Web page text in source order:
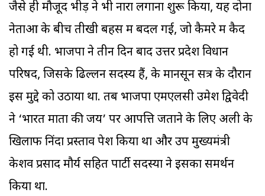
जैसे ही मौजूद भीड़ ने भी नारा लगाना शुरू किया, यह दोनों
नेताओं के बीच तीखी बहस में बदल गई, जो कैमरे में कैद
हो गई थी. भाजपा ने तीन दिन बाद उत्तर प्रदेश विधान
परिषद, जिसके ढिल्लन सदस्य हैं, के मानसून सत्र के दौरान
इस मुद्दे को उठाया था. तब भाजपा एमएलसी उमेश द्विवेदी
ने ‘भारत माता की जय’ पर आपत्ति जताने के लिए अली के
खिलाफ निंदा प्रस्ताव पेश किया था और उप मुख्यमंत्री
केशव प्रसाद मौर्य सहित पार्टी सदस्यों ने इसका समर्थन
किया था.